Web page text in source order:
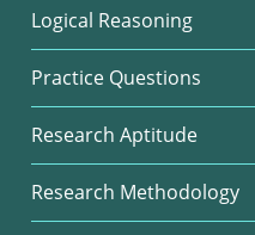
Logical Reasoning
Practice Questions
Research Aptitude
Research Methodology